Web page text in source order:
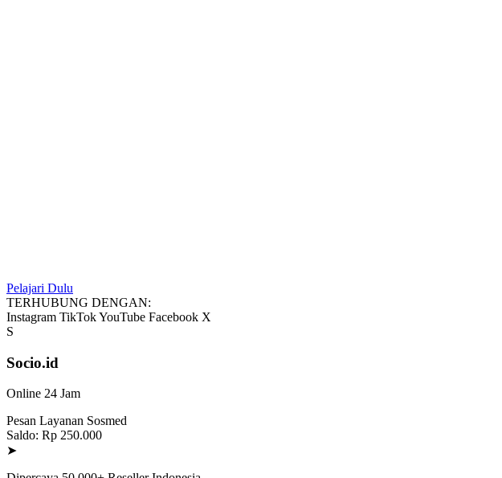
Pelajari Dulu
TERHUBUNG DENGAN:
Instagram TikTokYouTube Facebook X
S
Socio.id
Online 24 Jam
Pesan Layanan Sosmed
Saldo: Rp 250.000
➤